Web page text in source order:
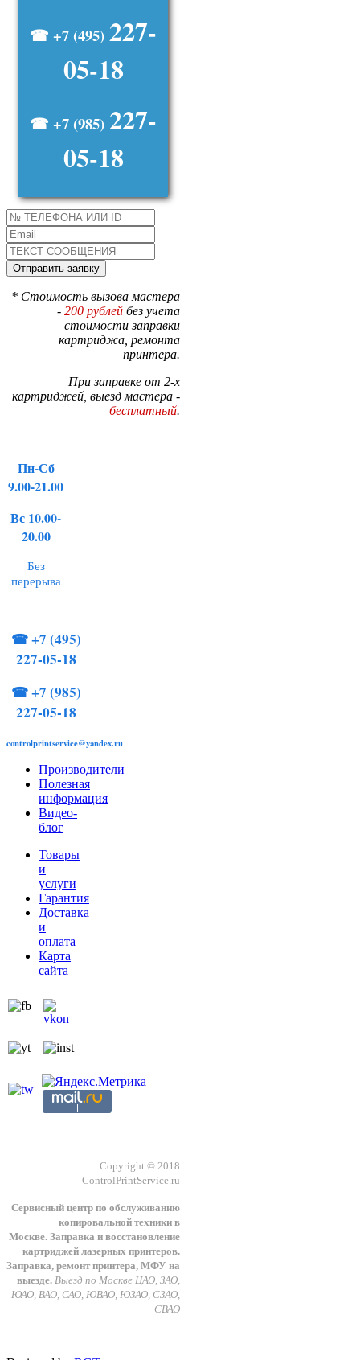
☎ +7 (495) 227-
05-18
☎ +7 (985) 227-
05-18
* Стоимость вызова мастера
- 200 рублей без учета
стоимости заправки
картриджа, ремонта
принтера.
При заправке от 2-х
картриджей, выезд мастера -
бесплатный.
Пн-Сб
9.00-21.00
Вс 10.00-
20.00
Без
перерыва
☎+7 (495)
227-05-18
☎+7 (985)
227-05-18
controlprintservice@yandex.ru
Производители
Полезная
информация
Видео-
блог
Товары
и
услуги
Гарантия
Доставка
и
оплата
Карта
сайта
Copyright © 2018
ControlPrintService.ru
Сервисный центр по обслуживанию
копировальной техники в
Москве. Заправка и восстановление
картриджей лазерных принтеров.
Заправка, ремонт принтера, МФУ на
выезде. Выезд по Москве ЦАО, ЗАО,
ЮАО, ВАО, САО, ЮВАО, ЮЗАО, СЗАО,
СВАО